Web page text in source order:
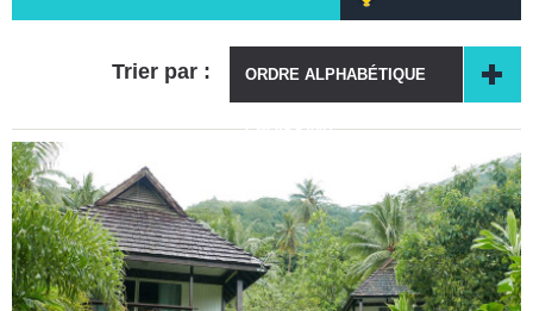
Trier par : ORDRE ALPHABÉTIQUE
CROISSANT